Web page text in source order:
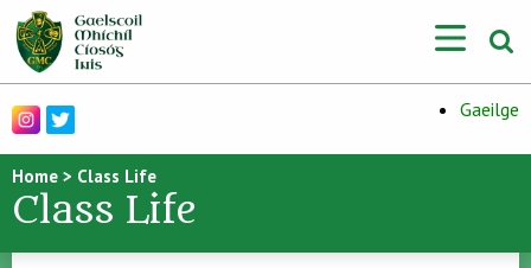
Gaeilge
Home > Class Life
Class Life